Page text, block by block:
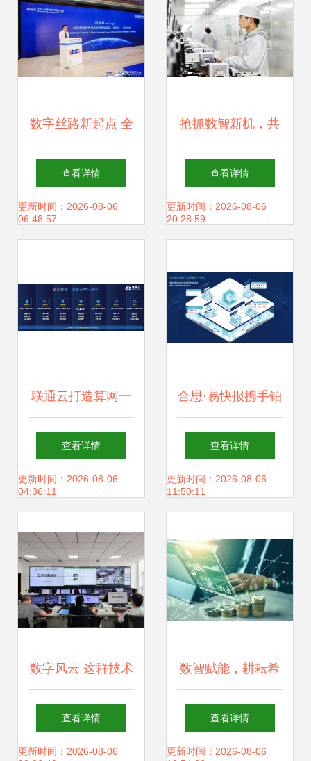
数字丝路新起点 全
国首个数字经济企
业出海创新服务基
查看详情
更新时间：2026-08-06
06:48:57
抢抓数智新机，共
绘发展蓝图——由
中国“数谷”看数字
查看详情
更新时间：2026-08-06
20:28:59
联通云打造算网一
体新生态
查看详情
更新时间：2026-08-06
04:36:11
合思·易快报携手铂
略咨询 共建财务数
字化新生态的数字
查看详情
更新时间：2026-08-06
11:50:11
数字风云 这群技术
控们不简单 ——数
字技术服务的崛起
查看详情
更新时间：2026-08-06
数智赋能，耕耘希
望 中和农信的智慧
农业实践之路
查看详情
更新时间：2026-08-06